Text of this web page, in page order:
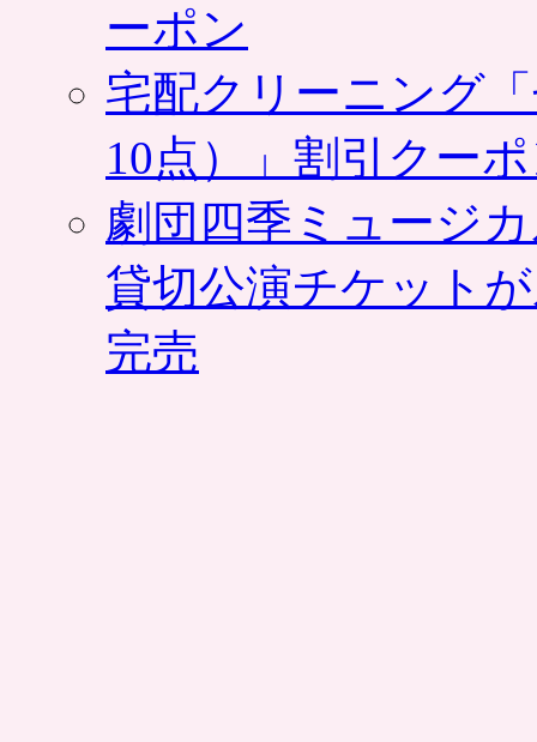
ーポン
宅配クリーニング
10点）」割引クー
劇団四季ミュージ
貸切公演チケット
完売